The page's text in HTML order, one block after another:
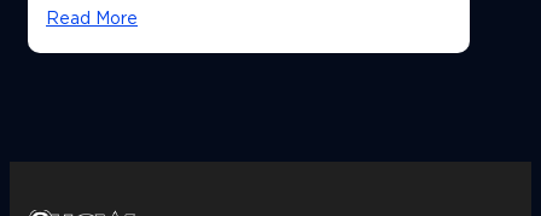
Read More